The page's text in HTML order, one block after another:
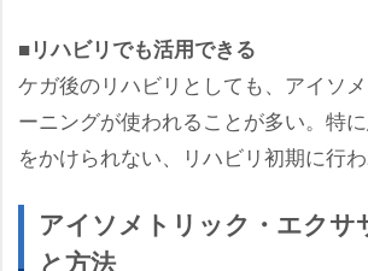
■リハビリでも活用できる
ケガ後のリハビリとしても、アイソ
ーニングが使われることが多い。特
をかけられない、リハビリ初期に行わ
アイソメトリック・エクサ
と方法